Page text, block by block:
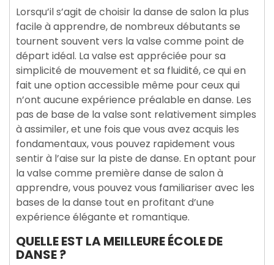
Lorsqu’il s’agit de choisir la danse de salon la plus
facile à apprendre, de nombreux débutants se
tournent souvent vers la valse comme point de
départ idéal. La valse est appréciée pour sa
simplicité de mouvement et sa fluidité, ce qui en
fait une option accessible même pour ceux qui
n’ont aucune expérience préalable en danse. Les
pas de base de la valse sont relativement simples
à assimiler, et une fois que vous avez acquis les
fondamentaux, vous pouvez rapidement vous
sentir à l’aise sur la piste de danse. En optant pour
la valse comme première danse de salon à
apprendre, vous pouvez vous familiariser avec les
bases de la danse tout en profitant d’une
expérience élégante et romantique.
QUELLE EST LA MEILLEURE ÉCOLE DE
DANSE ?